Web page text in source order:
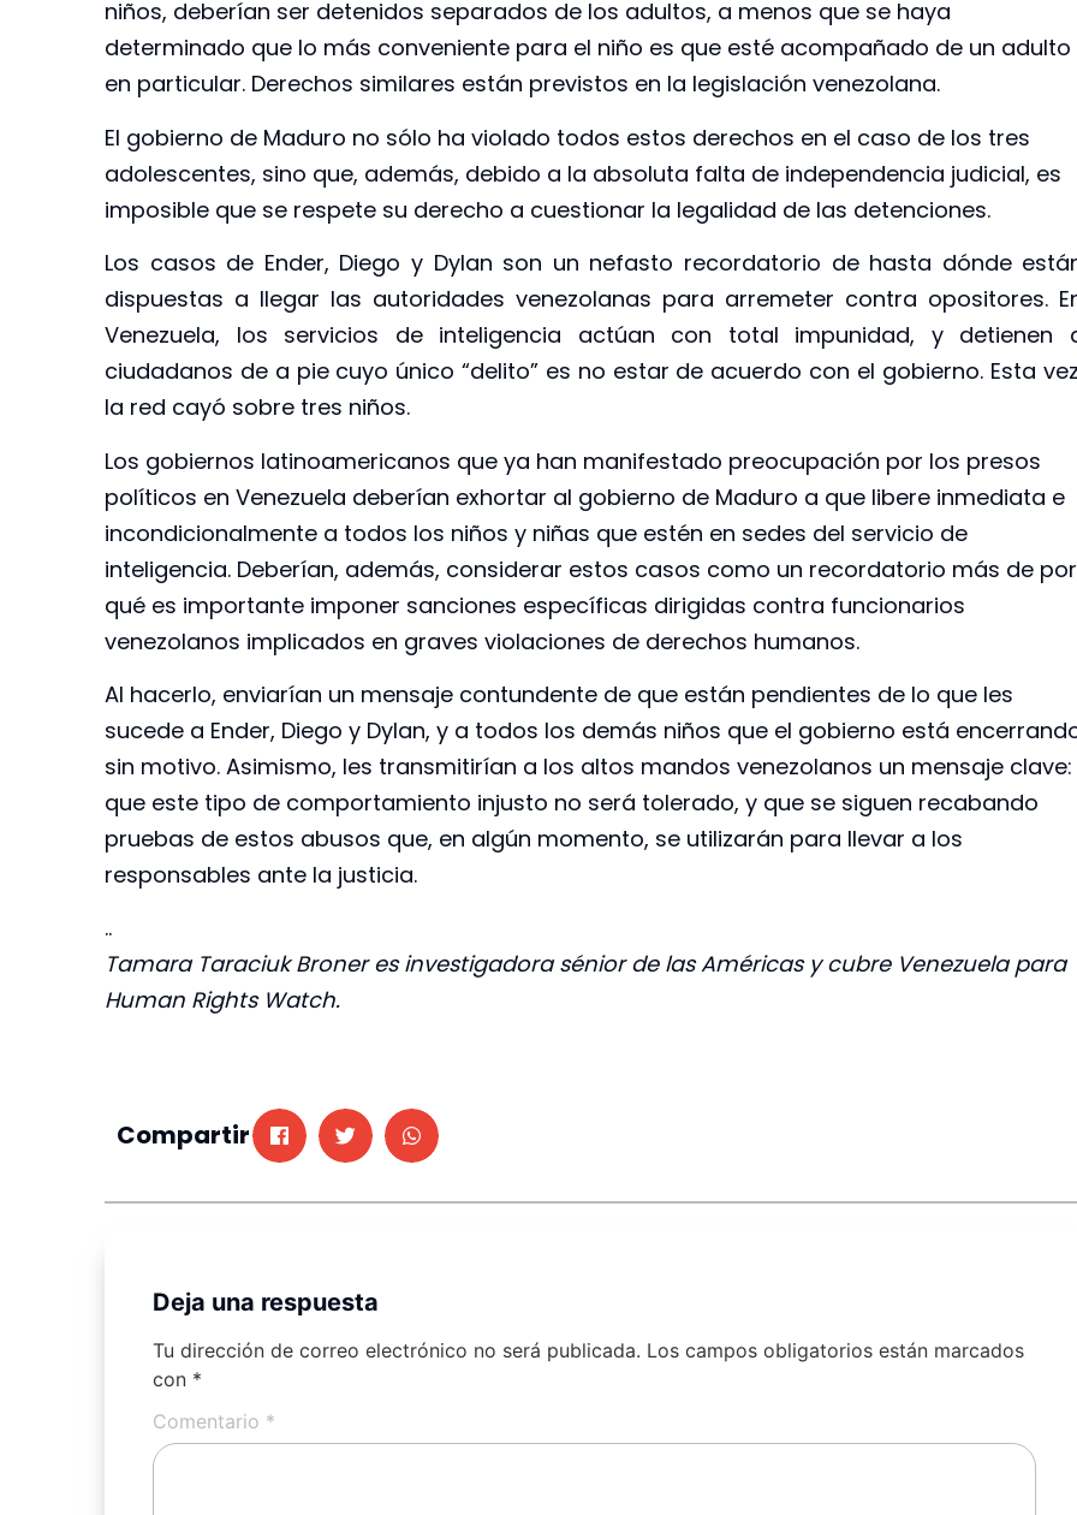
niños, deberían ser detenidos separados de los adultos, a menos que se haya
determinado que lo más conveniente para el niño es que esté acompañado de un adulto
en particular. Derechos similares están previstos en la legislación venezolana.
El gobierno de Maduro no sólo ha violado todos estos derechos en el caso de los tres
adolescentes, sino que, además, debido a la absoluta falta de independencia judicial, es
imposible que se respete su derecho a cuestionar la legalidad de las detenciones.
Los casos de Ender, Diego y Dylan son un nefasto recordatorio de hasta dónde
dispuestas a llegar las autoridades venezolanas para arremeter contra opositores.
Venezuela, los servicios de inteligencia actúan con total impunidad, y detienen
ciudadanos de a pie cuyo único “delito” es no estar de acuerdo con el gobierno. Esta
la red cayó sobre tres niños.
Los gobiernos latinoamericanos que ya han manifestado preocupación por los presos
políticos en Venezuela deberían exhortar al gobierno de Maduro a que libere inmediata e
incondicionalmente a todos los niños y niñas que estén en sedes del servicio de
inteligencia. Deberían, además, considerar estos casos como un recordatorio más de por
qué es importante imponer sanciones específicas dirigidas contra funcionarios
venezolanos implicados en graves violaciones de derechos humanos.
Al hacerlo, enviarían un mensaje contundente de que están pendientes de lo que les
sucede a Ender, Diego y Dylan, y a todos los demás niños que el gobierno está
sin motivo. Asimismo, les transmitirían a los altos mandos venezolanos un mensaje clave:
que este tipo de comportamiento injusto no será tolerado, y que se siguen recabando
pruebas de estos abusos que, en algún momento, se utilizarán para llevar a los
responsables ante la justicia.
..
Tamara Taraciuk Broner es investigadora sénior de las Américas y cubre Venezuela para
Human Rights Watch.
Compartir
Deja una respuesta
Tu dirección de correo electrónico no será publicada. Los campos obligatorios están marcados
con *
Comentario *